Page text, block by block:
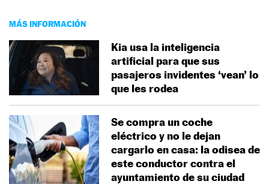
MÁS INFORMACIÓN
Kia usa la inteligencia
artificial para que sus
pasajeros invidentes ‘vean’ lo
que les rodea
Se compra un coche
eléctrico y no le dejan
cargarlo en casa: la odisea de
este conductor contra el
ayuntamiento de su ciudad